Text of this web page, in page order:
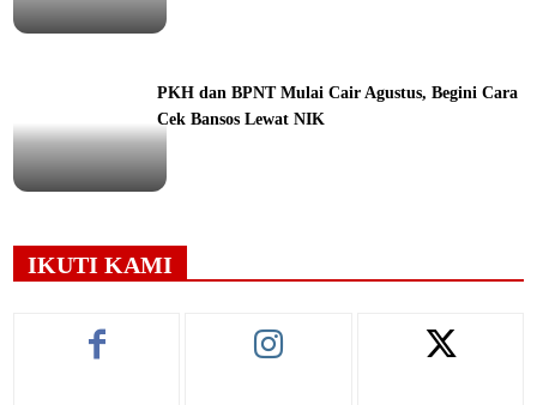
PKH dan BPNT Mulai Cair Agustus, Begini Cara
Cek Bansos Lewat NIK
IKUTI KAMI